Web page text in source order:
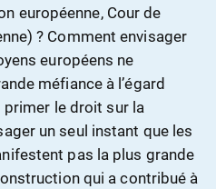
européenne, Cour de
? Comment envisager
européens ne
méfiance à l’égard
primer le droit sur la
un seul instant que les
pas la plus grande
qui a contribué à